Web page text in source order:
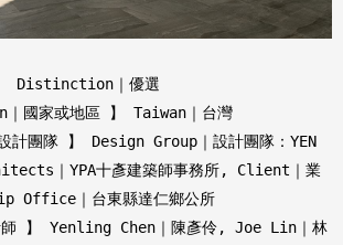
Distinction｜優選
國家或地區 】 Taiwan｜台灣
計團隊 】 Design Group｜設計團隊：YEN
｜YPA十彥建築師事務所, Client｜業
Office｜台東縣達仁鄉公所
師 】 Yenling Chen｜陳彥伶, Joe Lin｜林